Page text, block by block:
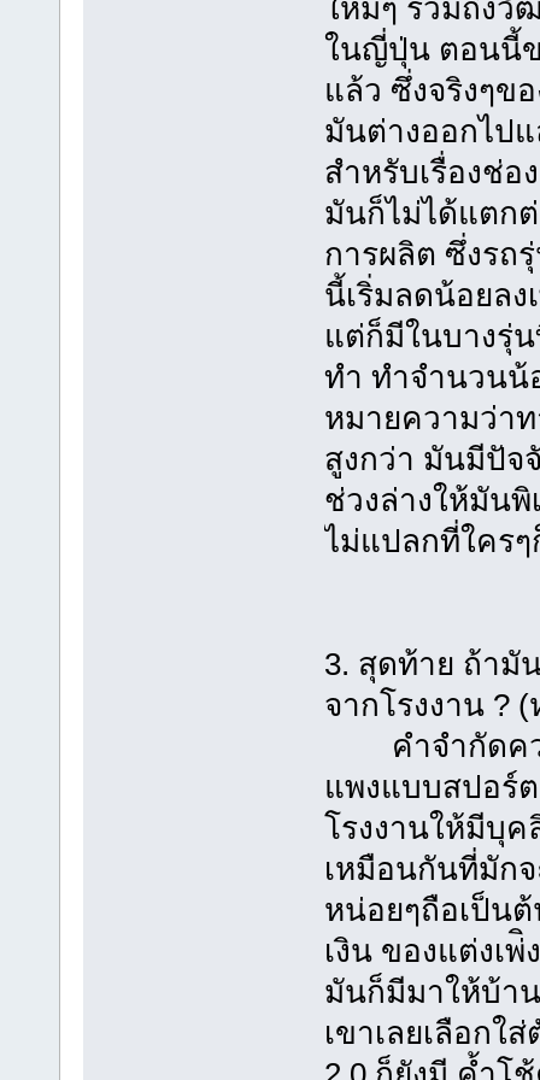
ใหม่ๆ รวมถึง
ในญี่ปุ่น ตอนนี้ข
แล้ว ซึ่งจริงๆข
มันต่างออกไปแ
สำหรับเรื่องช่อ
มันก็ไม่ได้แตก
การผลิต ซึ่งรถ
นี้เริ่มลดน้อยล
แต่ก็มีในบางรุ่
ทำ ทำจำนวนน้
หมายความว่าท
สูงกว่า มันมีปัจ
ช่วงล่างให้มัน
ไม่แปลกที่ใคร
3. สุดท้าย ถ้ามั
จากโรงงาน ?
คำจำกัดควา
แพงแบบสปอร์
โรงงานให้มีบุ
เหมือนกันที่มัก
หน่อยๆถือเป็น
เงิน ของแต่งเ
มันก็มีมาให้บ้า
เขาเลยเลือกใ